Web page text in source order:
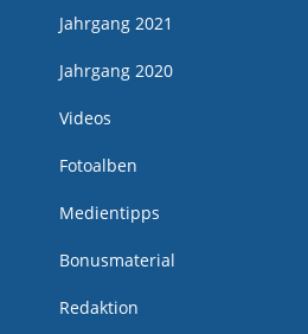
Jahrgang 2021
Jahrgang 2020
Videos
Fotoalben
Medientipps
Bonusmaterial
Redaktion